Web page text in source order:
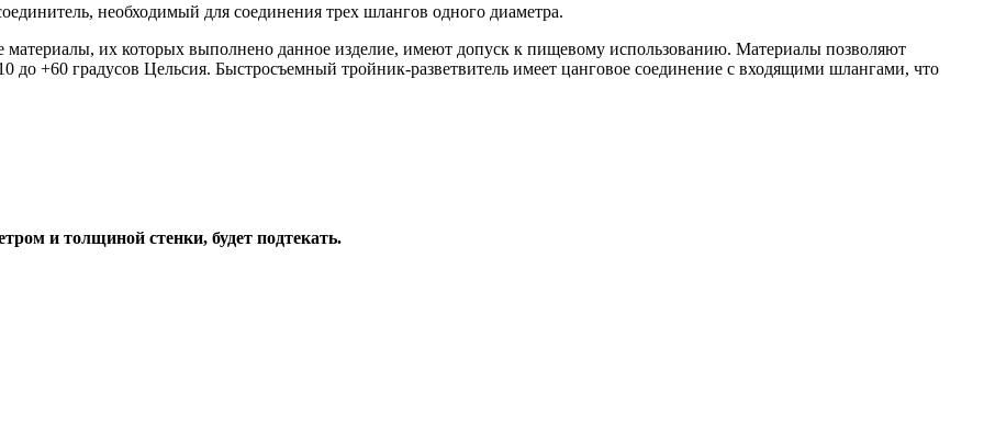
необходимый для соединения трех шлангов одного диаметра.
их которых выполнено данное изделие, имеют допуск к пищевому использованию. Материалы позволяют
до +60 градусов Цельсия. Быстросъемный тройник-разветвитель имеет цанговое соединение с входящими шлангами, что
и толщиной стенки, будет подтекать.